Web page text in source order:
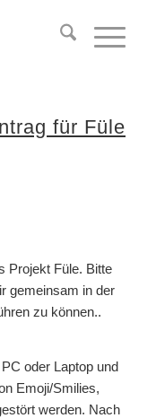
für Füle
Projekt Füle. Bitte
gemeinsam in der
zu können..
oder Laptop und
Emoji/Smilies,
werden. Nach